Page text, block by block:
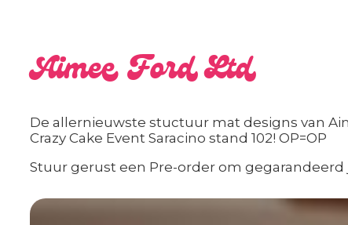
Aimee Ford Ltd
De allernieuwste stuctuur mat designs van
Crazy Cake Event Saracino stand 102! OP=OP
Stuur gerust een Pre-order om